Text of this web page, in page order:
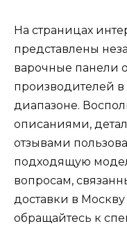
На страницах
представлены
варочные панели
производителей
диапазоне.
описаниями,
отзывами
подходящую
вопросам,
доставки в
обращайтесь к